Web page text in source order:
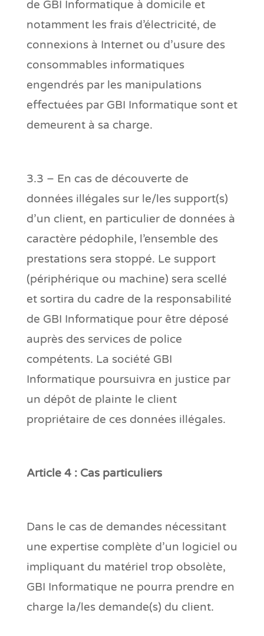
de GBI Informatique à domicile et
notamment les frais d’électricité, de
connexions à Internet ou d’usure des
consommables informatiques
engendrés par les manipulations
effectuées par GBI Informatique sont et
demeurent à sa charge.
3.3 – En cas de découverte de
données illégales sur le/les support(s)
d’un client, en particulier de données à
caractère pédophile, l’ensemble des
prestations sera stoppé. Le support
(périphérique ou machine) sera scellé
et sortira du cadre de la responsabilité
de GBI Informatique pour être déposé
auprès des services de police
compétents. La société GBI
Informatique poursuivra en justice par
un dépôt de plainte le client
propriétaire de ces données illégales.
Article 4 : Cas particuliers
Dans le cas de demandes nécessitant
une expertise complète d’un logiciel ou
impliquant du matériel trop obsolète,
GBI Informatique ne pourra prendre en
charge la/les demande(s) du client.